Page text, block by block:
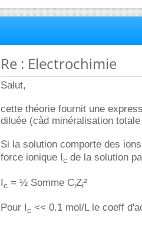
Re : Electrochimie
Salut,
cette théorie fournit une
diluée (càd minéralisation
Si la solution comporte des
force ionique I c de la solution
Ic = ½ Somme CiZi²
Pour I c << 0.1 mol/L le coeff